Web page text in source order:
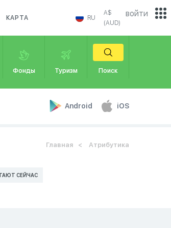
КАРТА RU
A$
(AUD)
Фонды Туризм Поиск
Android iOS
войти
Главная Атрибутика
СЕЙЧАС